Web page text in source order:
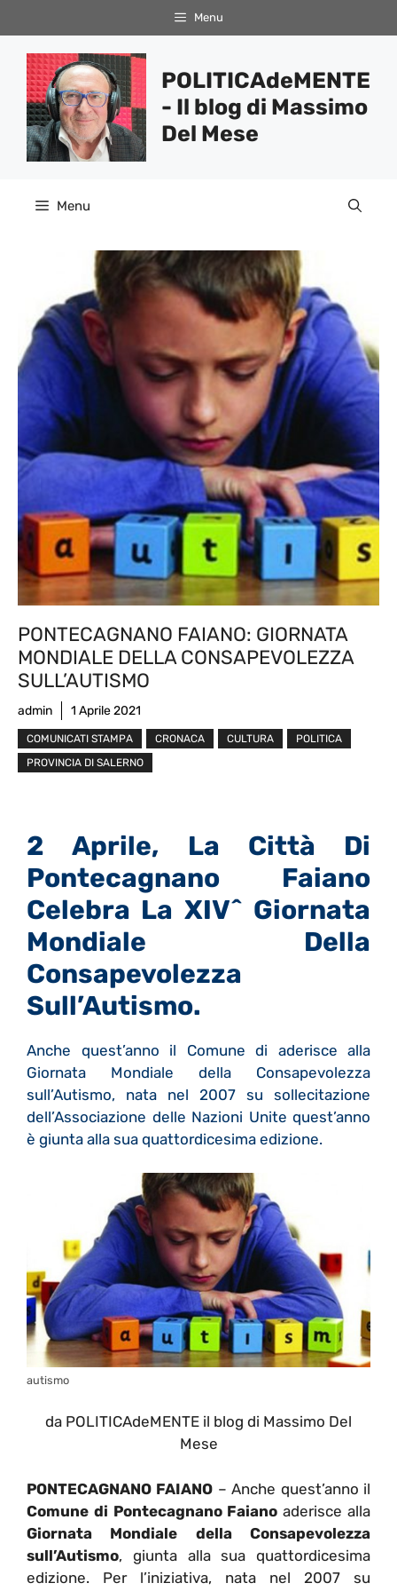
al
contenuto
Menu
POLITICAdeMENTE
- Il blog di Massimo
Del Mese
Menu
PONTECAGNANO FAIANO: GIORNATA
MONDIALE DELLA CONSAPEVOLEZZA
SULL’AUTISMO
admin 1 Aprile 2021
COMUNICATI STAMPA CRONACA CULTURA
POLITICA
PROVINCIA DI SALERNO
2 Aprile, La Città Di
Pontecagnano Faiano
Celebra La XIV^ Giornata
Mondiale Della
Consapevolezza
Sull’Autismo.
Anche quest’anno il Comune di aderisce alla
Giornata Mondiale della Consapevolezza
sull’Autismo, nata nel 2007 su sollecitazione
dell’Associazione delle Nazioni Unite quest’anno
è giunta alla sua quattordicesima edizione.
autismo
da POLITICAdeMENTE il blog di Massimo Del
Mese
PONTECAGNANO FAIANO – Anche quest’anno il
Comune di Pontecagnano Faiano aderisce alla
Giornata Mondiale della Consapevolezza
sull’Autismo, giunta alla sua quattordicesima
edizione. Per l’iniziativa, nata nel 2007 su